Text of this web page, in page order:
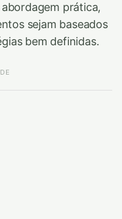
prática,
sejam baseados
bem definidas.